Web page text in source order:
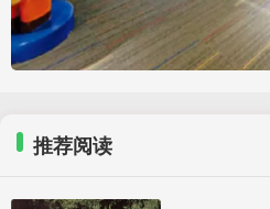
推荐阅读